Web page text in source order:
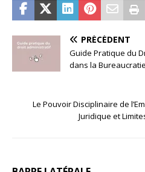
PRÉCÉDENT
Guide Pratique du
dans la Bureaucratie
Le Pouvoir Disciplinaire de
Juridique et